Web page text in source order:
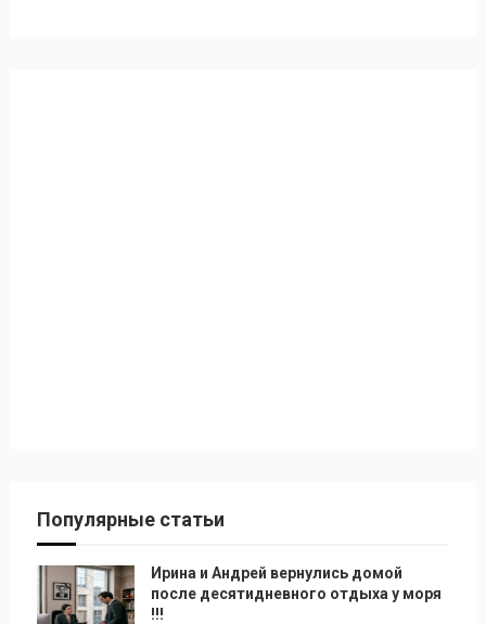
Популярные статьи
Ирина и Андрей вернулись домой
после десятидневного отдыха у моря
!!!